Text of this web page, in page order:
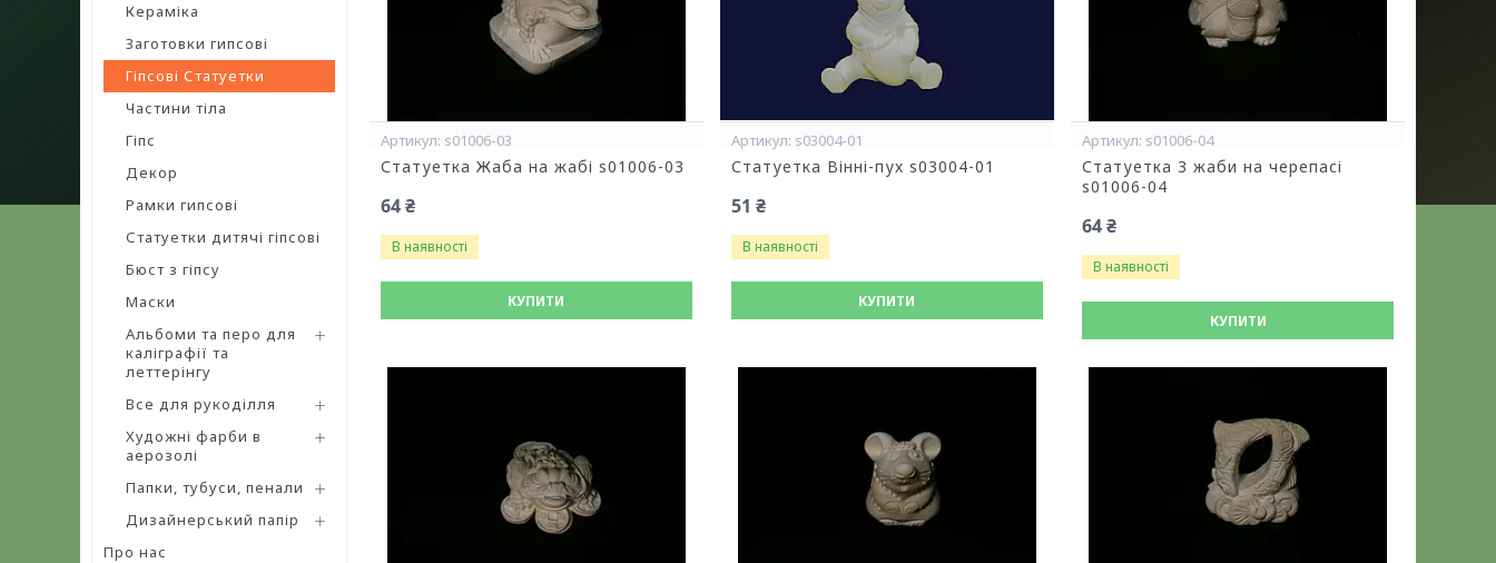
Кераміка
Заготовки гипсові
Гіпсові Статуетки
Частини тіла
Гіпс
Декор
Рамки гипсові
Статуетки дитячі гіпсові
Бюст з гіпсу
Маски
Альбоми та перо для
каліграфії та
леттерінгу
Все для рукоділля
Художні фарби в
аерозолі
Папки, тубуси, пенали
Дизайнерський папір
Про нас
s01006-03
Статуетка Жаба на жабі s01006-03
64 ₴
В наявності
КУПИТИ
s03004-01
Статуетка Вінні-пух s03004-01
51 ₴
В наявності
КУПИТИ
s01006-04
Статуетка 3 жаби на черепасі
s01006-04
64 ₴
В наявності
КУПИТИ